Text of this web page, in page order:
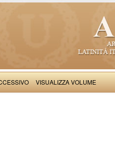
VISUALIZZA VOLUME